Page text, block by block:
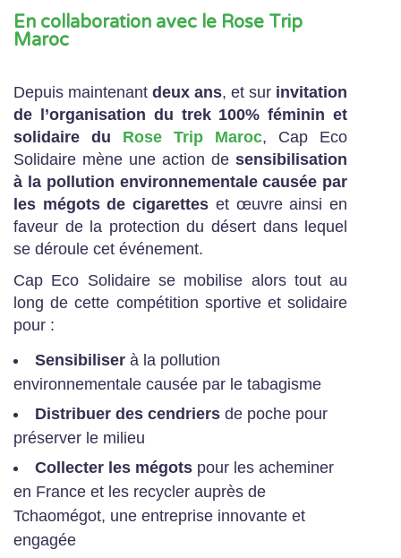
En collaboration avec le Rose Trip
Maroc
Depuis maintenantdeux ans, et sur invitation
de l’organisation du trek 100% féminin et
solidaire du Rose Trip Maroc, Cap Eco
Solidaire mène une action desensibilisation
à la pollution environnementale causée par
les mégots de cigarettes et œuvre ainsi en
faveur de la protection du désert dans lequel
se déroule cet événement.
Cap Eco Solidaire se mobilise alors tout au
long de cette compétition sportive et solidaire
pour :
Sensibiliser à la pollution
environnementale causée par le tabagisme
Distribuer des cendriers de poche pour
préserver le milieu
Collecter les mégots pour les acheminer
en France et les recycler auprès de
Tchaomégot, une entreprise innovante et
engagée